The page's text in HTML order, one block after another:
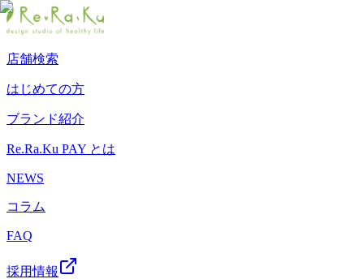
店舗検索
はじめての方
ブランド紹介
Re.Ra.Ku PAY とは
NEWS
コラム
FAQ
採用情報